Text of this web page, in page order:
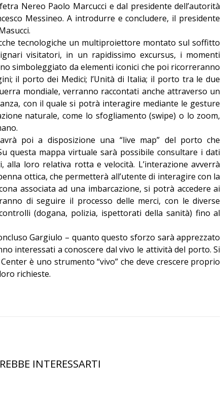
Nereo Paolo Marcucci e dal presidente dell’autorità
Messineo. A introdurre e concludere, il presidente
tecnologiche un multiproiettore montato sul soffitto
visitatori, in un rapidissimo excursus, i momenti
simboleggiato da elementi iconici che poi ricorreranno
il porto dei Medici; l’Unità di Italia; il porto tra le due
mondiale, verranno raccontati anche attraverso un
con il quale si potrà interagire mediante le gesture
naturale, come lo sfogliamento (swipe) o lo zoom,
poi a disposizione una “live map” del porto che
questa mappa virtuale sarà possibile consultare i dati
loro relativa rotta e velocità. L’interazione avverrà
ottica, che permetterà all’utente di interagire con la
associata ad una imbarcazione, si potrà accedere ai
di seguire il processo delle merci, con le diverse
(dogana, polizia, ispettorati della sanità) fino al
Gargiulo – quanto questo sforzo sarà apprezzato
interessati a conoscere dal vivo le attività del porto. Si
è uno strumento “vivo” che deve crescere proprio
richieste.
INTERESSARTI